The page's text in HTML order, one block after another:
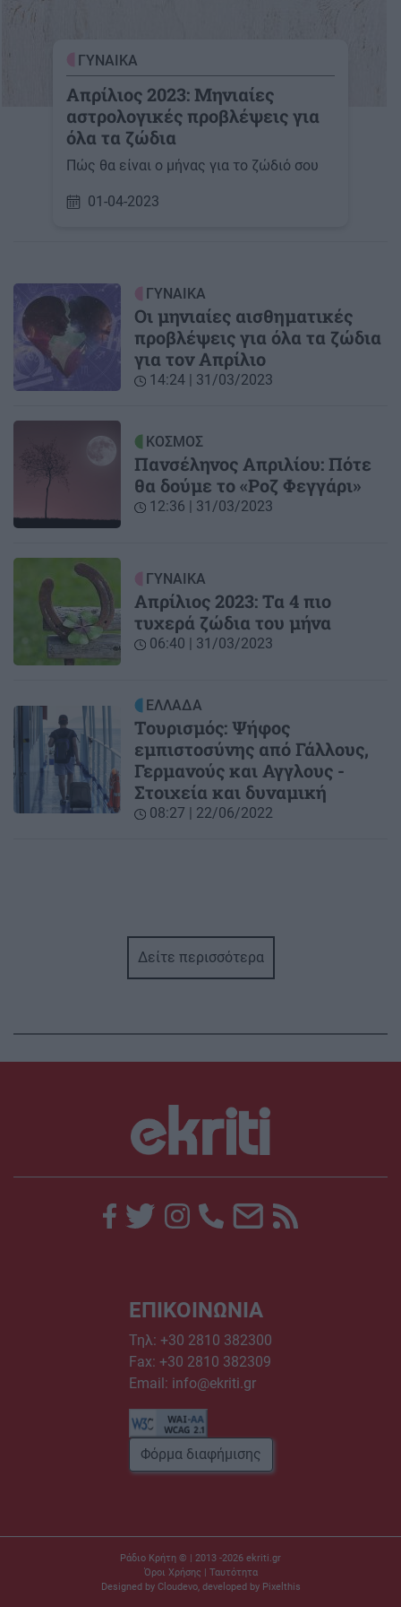
ΓΥΝΑΙΚΑ
Απρίλιος 2023: Μηνιαίες
αστρολογικές προβλέψεις για
όλα τα ζώδια
Πώς θα είναι ο μήνας για το ζώδιό σου
01-04-2023
ΓΥΝΑΙΚΑ
Οι μηνιαίες αισθηματικές
προβλέψεις για όλα τα ζώδια
για τον Απρίλιο
14:24 | 31/03/2023
ΚΟΣΜΟΣ
Πανσέληνος Απριλίου: Πότε
θα δούμε το «Ροζ Φεγγάρι»
12:36 | 31/03/2023
ΓΥΝΑΙΚΑ
Απρίλιος 2023: Τα 4 πιο
τυχερά ζώδια του μήνα
06:40 | 31/03/2023
ΕΛΛΑΔΑ
Τουρισμός: Ψήφος
εμπιστοσύνης από Γάλλους,
Γερμανούς και Αγγλους -
Στοιχεία και δυναμική
08:27 | 22/06/2022
Δείτε περισσότερα
ΕΠΙΚΟΙΝΩΝΙΑ
Τηλ: +30 2810 382300
Fax: +30 2810 382309
Email: info@ekriti.gr
Φόρμα διαφήμισης
Ράδιο Κρήτη © | 2013 -2026 ekriti.gr
Όροι Χρήσης
Ταυτότητα
Designed by Cloudevo, developed by Pixelthis